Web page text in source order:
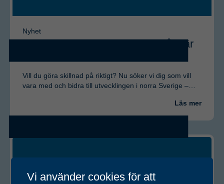
Nyhet
Vi söker en ny kollega till Luleå – är
Vill du göra skillnad på riktigt? Nu söker vi dig som vill
vara med och bidra till utvecklingen i norra Sverige –…
Läs mer
Vi använder cookies för att